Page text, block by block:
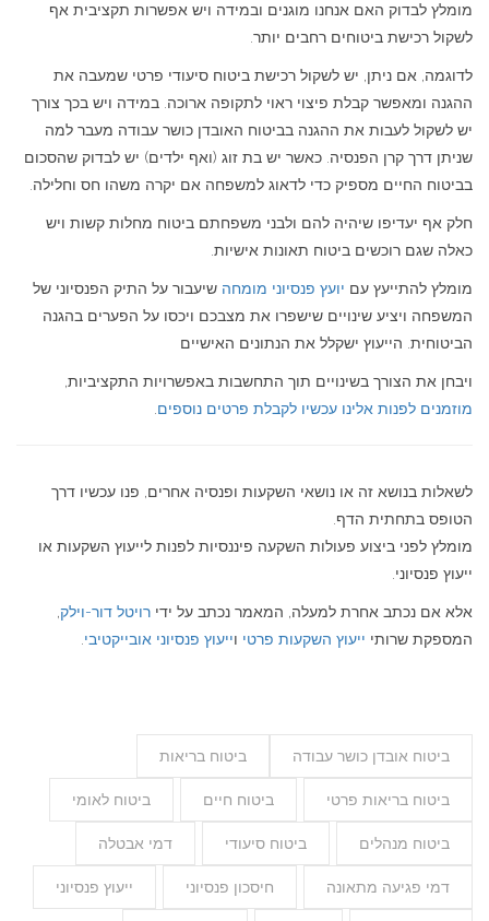
מומלץ לבדוק האם אנחנו מוגנים ובמידה ויש אפשרות תקציבית אף
לשקול רכישת ביטוחים רחבים יותר.
לדוגמה, אם ניתן, יש לשקול רכישת ביטוח סיעודי פרטי שמעבה את
ההגנה ומאפשר קבלת פיצוי ראוי לתקופה ארוכה. במידה ויש בכך צורך
יש לשקול לעבות את ההגנה בביטוח האובדן כושר עבודה מעבר למה
שניתן דרך קרן הפנסיה. כאשר יש בת זוג (ואף ילדים) יש לבדוק שהסכום
בביטוח החיים מספיק כדי לדאוג למשפחה אם יקרה משהו חס וחלילה.
חלק אף יעדיפו שיהיה להם ולבני משפחתם ביטוח מחלות קשות ויש
כאלה שגם רוכשים ביטוח תאונות אישיות.
מומלץ להתייעץ עם יועץ פנסיוני מומחה שיעבור על התיק הפנסיוני של
המשפחה ויציע שינויים שישפרו את מצבכם ויכסו על הפערים בהגנה
הביטוחית. הייעוץ ישקלל את הנתונים האישיים
ויבחן את הצורך בשינויים תוך התחשבות באפשרויות התקציביות,
מוזמנים לפנות אלינו עכשיו לקבלת פרטים נוספים.
לשאלות בנושא זה או נושאי השקעות ופנסיה אחרים, פנו עכשיו דרך
הטופס בתחתית הדף.
מומלץ לפני ביצוע פעולות השקעה פיננסיות לפנות לייעוץ השקעות או
ייעוץ פנסיוני.
אלא אם נכתב אחרת למעלה, המאמר נכתב על ידי רויטל דור-וילק,
המספקת שרותי ייעוץ השקעות פרטי וייעוץ פנסיוני אובייקטיבי.
ביטוח אובדן כושר עבודה ביטוח בריאות
ביטוח בריאות פרטי ביטוח חיים ביטוח לאומי
ביטוח מנהלים ביטוח סיעודי דמי אבטלה
דמי פגיעה מתאונה חיסכון פנסיוני ייעוץ פנסיוני